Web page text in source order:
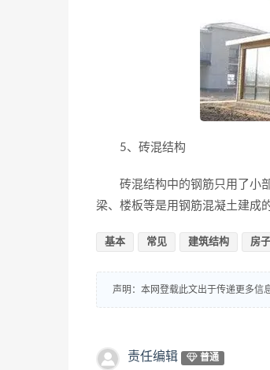
5、砖混结构
砖混结构中的钢筋只用了小部
梁、楼板等是用钢筋混凝土建成的
基本 常见 建筑结构 房子
声明：本网登载此文出于传递更多信
责任编辑 普通